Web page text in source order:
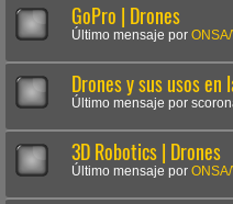
GoPro | Drones
Último mensaje por
Drones y sus usos en
Último mensaje por
3D Robotics | Drones
Último mensaje por